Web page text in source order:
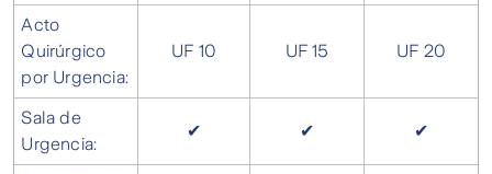
Acto
Quirúrgico
por Urgencia:
UF 10 UF 15 UF 20
Sala de
Urgencia:
✔ ✔ ✔